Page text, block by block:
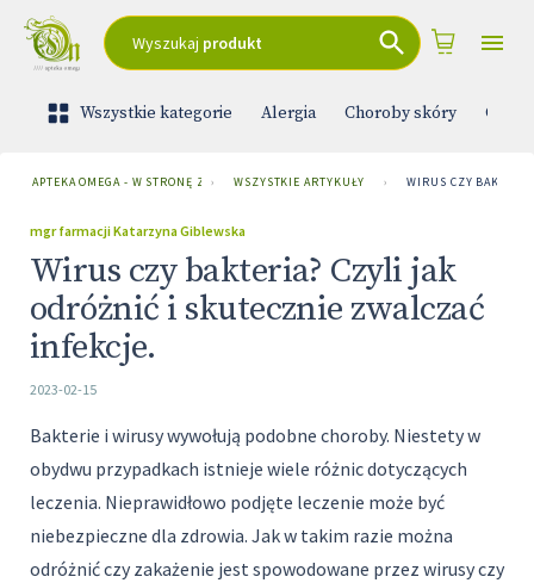
Wyszukaj produkt
Wszystkie kategorie Alergia Choroby skóry Ciąża
APTEKA OMEGA - W STRONĘ ZDROWIA
› WSZYSTKIE ARTYKUŁY › WIRUS CZY
mgr farmacji Katarzyna Giblewska
Wirus czy bakteria? Czyli jak
odróżnić i skutecznie zwalczać
infekcje.
2023-02-15
Bakterie i wirusy wywołują podobne choroby. Niestety w
obydwu przypadkach istnieje wiele różnic dotyczących
leczenia. Nieprawidłowo podjęte leczenie może być
niebezpieczne dla zdrowia. Jak w takim razie można
odróżnić czy zakażenie jest spowodowane przez wirusy czy